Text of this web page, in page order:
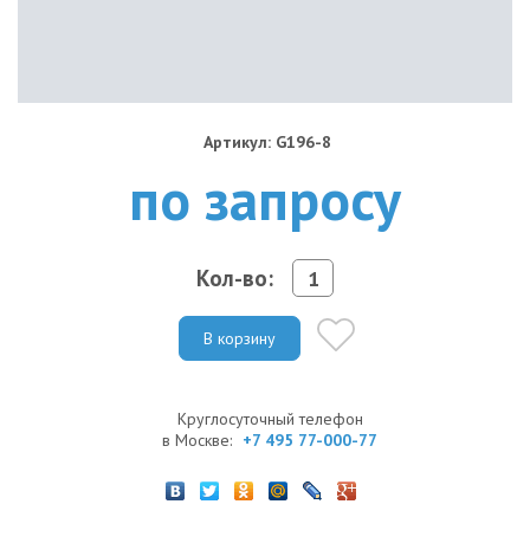
Артикул: G196-8
по запросу
Кол-во:
В корзину
Круглосуточный телефон
в Москве: +7 495 77-000-77